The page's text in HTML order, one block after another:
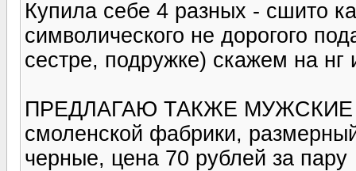
Купила себе 4 разных - сшито
символического не дорогого
сестре, подружке) скажем на нг
ПРЕДЛАГАЮ ТАКЖЕ МУЖСКИЕ
смоленской фабрики,
черные, цена 70 рублей за пару